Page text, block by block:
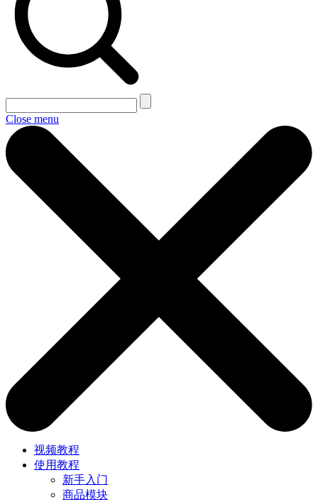
Close menu
视频教程
使用教程
新手入门
商品模块